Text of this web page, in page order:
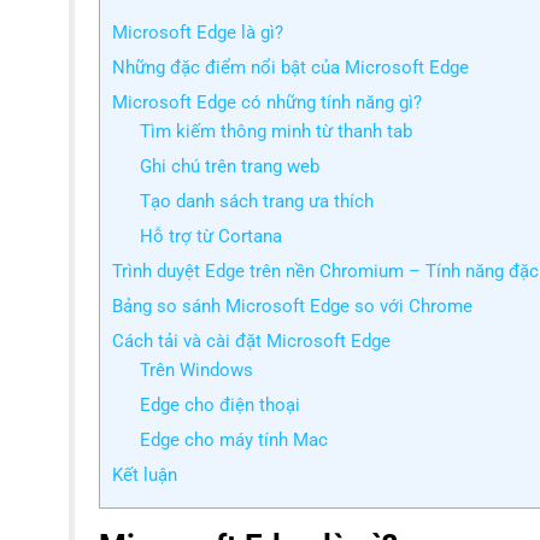
Microsoft Edge là gì?
Những đặc điểm nổi bật của Microsoft Edge
Microsoft Edge có những tính năng gì?
Tìm kiếm thông minh từ thanh tab
Ghi chú trên trang web
Tạo danh sách trang ưa thích
Hỗ trợ từ Cortana
Trình duyệt Edge trên nền Chromium – Tính năng
Bảng so sánh Microsoft Edge so với Chrome
Cách tải và cài đặt Microsoft Edge
Trên Windows
Edge cho điện thoại
Edge cho máy tính Mac
Kết luận